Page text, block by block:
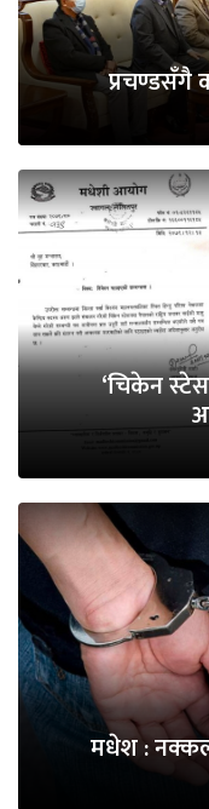
प्रचण्डसँगै
‘चिकेन
मधेश :